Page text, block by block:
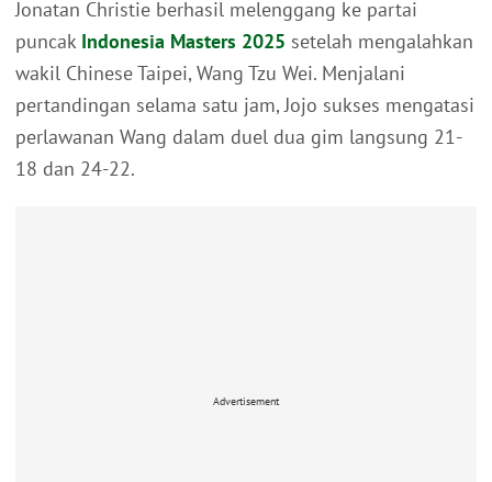
Jonatan Christie berhasil melenggang ke partai
puncak Indonesia Masters 2025 setelah mengalahkan
wakil Chinese Taipei, Wang Tzu Wei. Menjalani
pertandingan selama satu jam, Jojo sukses mengatasi
perlawanan Wang dalam duel dua gim langsung 21-
18 dan 24-22.
Advertisement